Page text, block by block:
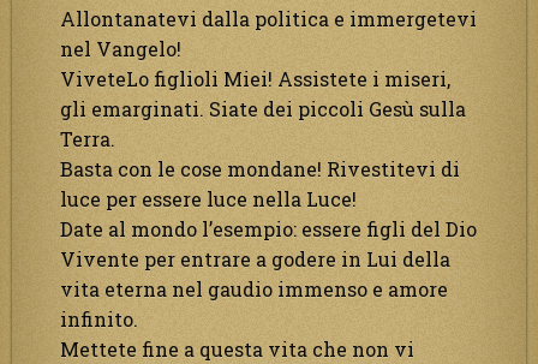
Allontanatevi dalla politica e immergetevi
nel Vangelo!
ViveteLo figlioli Miei! Assistete i miseri,
gli emarginati. Siate dei piccoli Gesù sulla
Terra.
Basta con le cose mondane! Rivestitevi di
luce per essere luce nella Luce!
Date al mondo l’esempio: essere figli del Dio
Vivente per entrare a godere in Lui della
vita eterna nel gaudio immenso e amore
infinito.
Mettete fine a questa vita che non vi